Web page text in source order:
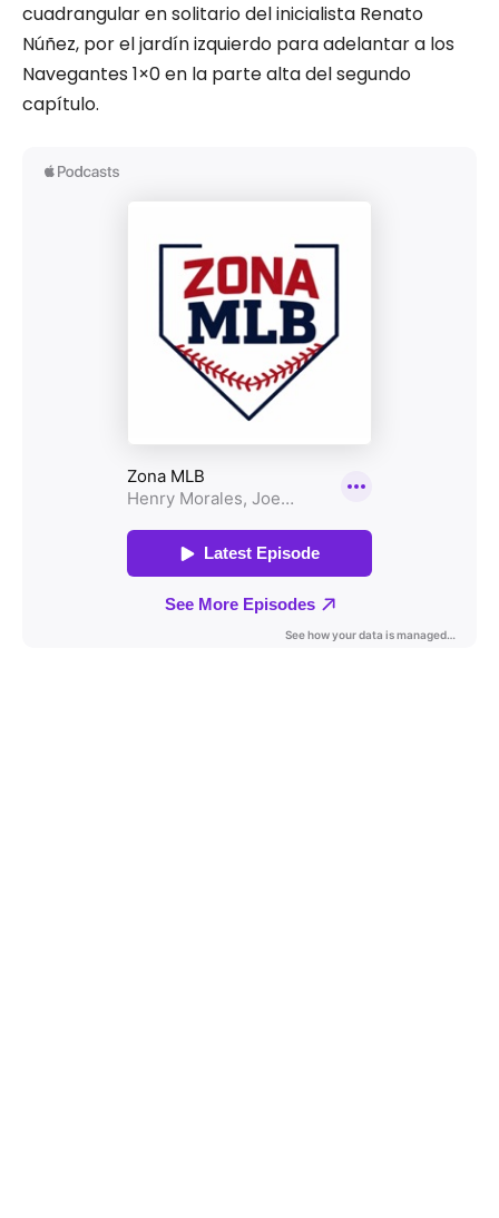
cuadrangular en solitario del inicialista Renato
Núñez, por el jardín izquierdo para adelantar a los
Navegantes 1×0 en la parte alta del segundo
capítulo.